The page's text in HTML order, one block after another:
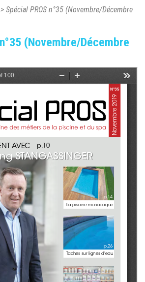
> Spécial PROS n°35 (Novembre/Décembre
(Novembre/Décembre